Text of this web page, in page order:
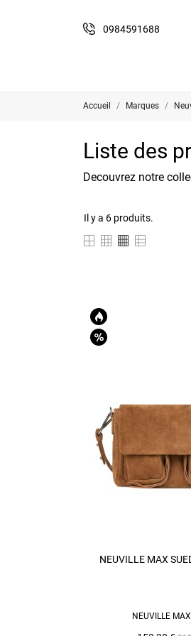
0984591688
Accueil Marques
Liste des
Decouvrez notre
Il y a 6 produits.
NEUVILLE MAX
NEUVILLE
AJOUTER AU